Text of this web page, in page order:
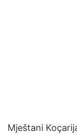
Mještani